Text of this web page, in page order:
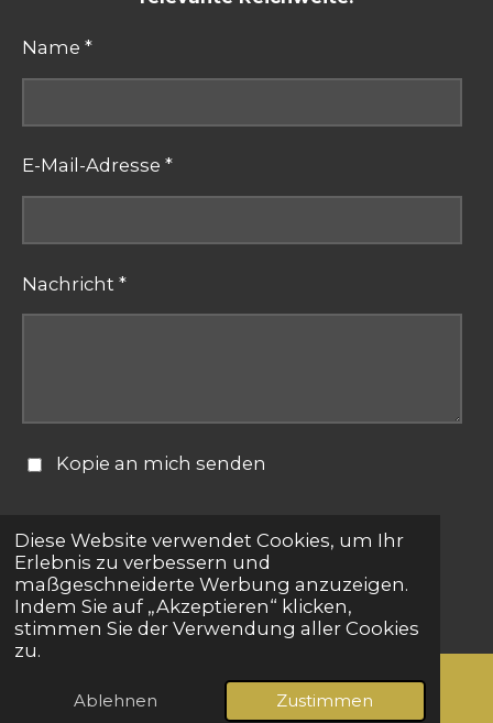
Diese Website verwendet Cookies, um Ihr
Erlebnis zu verbessern und
maßgeschneiderte Werbung anzuzeigen.
Indem Sie auf „Akzeptieren“ klicken,
stimmen Sie der Verwendung aller Cookies
zu.
Ablehnen Zustimmen
Name *
E-Mail-Adresse *
Nachricht *
Kopie an mich senden
Formular absenden
© 2025 - 2026 bestepartnersuche.net